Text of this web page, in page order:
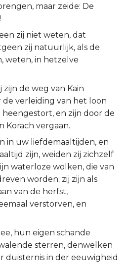
maar zeide: De
zij niet weten, dat
zij natuurlijk, als de
weten, in hetzelve
zijn de weg van Kain
de verleiding van het loon
heengestort, en zijn door de
Korach vergaan.
in uw liefdemaaltijden, en
zijn, weiden zij zichzelf
waterloze wolken, die van
worden; zij zijn als
van de herfst,
verstorven, en
hun eigen schande
sterren, denwelken
duisternis in der eeuwigheid